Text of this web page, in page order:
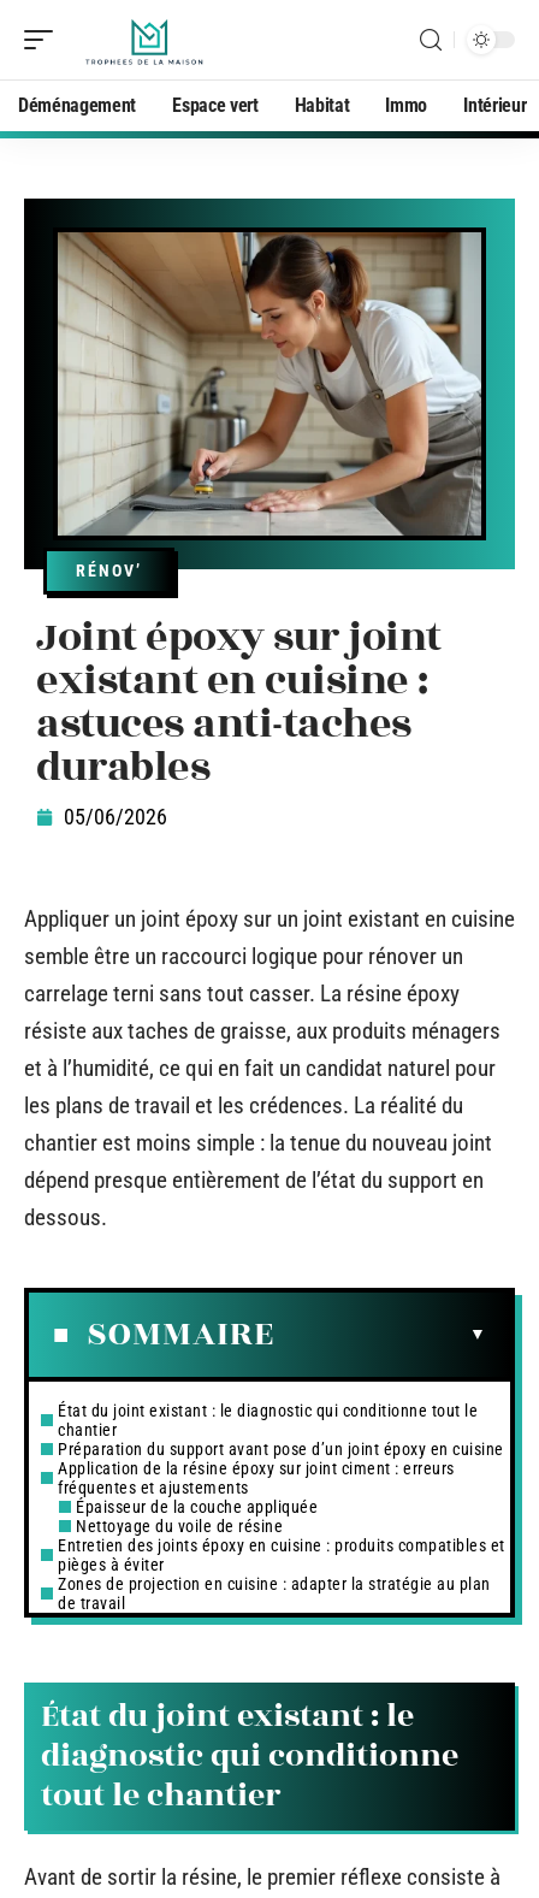
Déménagement Espace vert Habitat Immo Intérieur
RÉNOV’
Joint époxy sur joint
existant en cuisine :
astuces anti-taches
durables
05/06/2026
Appliquer un joint époxy sur un joint existant en cuisine
semble être un raccourci logique pour rénover un
carrelage terni sans tout casser. La résine époxy
résiste aux taches de graisse, aux produits ménagers
et à l’humidité, ce qui en fait un candidat naturel pour
les plans de travail et les crédences. La réalité du
chantier est moins simple : la tenue du nouveau joint
dépend presque entièrement de l’état du support en
dessous.
SOMMAIRE
État du joint existant : le diagnostic qui conditionne tout le
chantier
Préparation du support avant pose d’un joint époxy en cuisine
Application de la résine époxy sur joint ciment : erreurs
fréquentes et ajustements
Épaisseur de la couche appliquée
Nettoyage du voile de résine
Entretien des joints époxy en cuisine : produits compatibles et
pièges à éviter
Zones de projection en cuisine : adapter la stratégie au plan
de travail
État du joint existant : le
diagnostic qui conditionne
tout le chantier
Avant de sortir la résine, le premier réflexe consiste à